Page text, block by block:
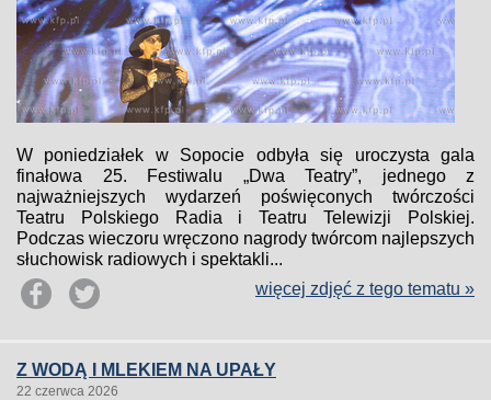
W poniedziałek w Sopocie odbyła się uroczysta gala
finałowa 25. Festiwalu „Dwa Teatry”, jednego z
najważniejszych wydarzeń poświęconych twórczości
Teatru Polskiego Radia i Teatru Telewizji Polskiej.
Podczas wieczoru wręczono nagrody twórcom najlepszych
słuchowisk radiowych i spektakli...
więcej zdjęć z tego tematu »
Z WODĄ I MLEKIEM NA UPAŁY
22 czerwca 2026